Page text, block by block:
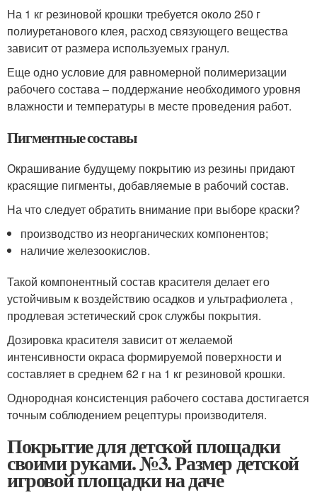
На 1 кг резиновой крошки требуется около 250 г
полиуретанового клея, расход связующего вещества
зависит от размера используемых гранул.
Еще одно условие для равномерной полимеризации
рабочего состава – поддержание необходимого уровня
влажности и температуры в месте проведения работ.
Пигментные составы
Окрашивание будущему покрытию из резины придают
красящие пигменты, добавляемые в рабочий состав.
На что следует обратить внимание при выборе краски?
производство из неорганических компонентов;
наличие железоокислов.
Такой компонентный состав красителя делает его
устойчивым к воздействию осадков и ультрафиолета ,
продлевая эстетический срок службы покрытия.
Дозировка красителя зависит от желаемой
интенсивности окраса формируемой поверхности и
составляет в среднем 62 г на 1 кг резиновой крошки.
Однородная консистенция рабочего состава достигается
точным соблюдением рецептуры производителя.
Покрытие для детской площадки
своими руками. №3. Размер детской
игровой площадки на даче